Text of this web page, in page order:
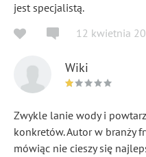
jest specjalistą.
12 kwietnia
Wiki
Zwykle lanie wody i
konkretów. Autor w branży
mówiąc nie cieszy się